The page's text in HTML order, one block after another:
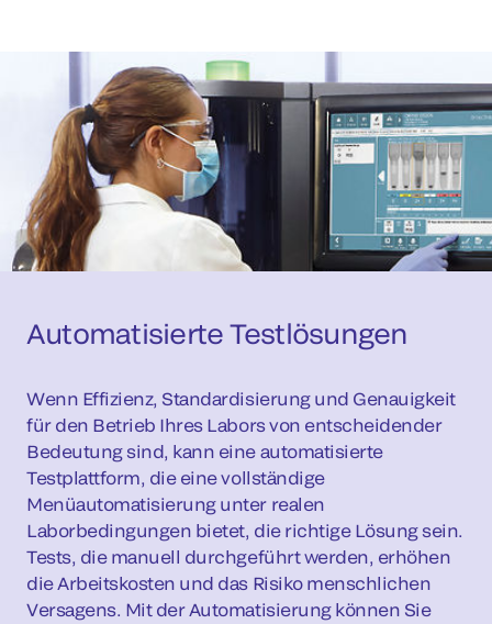
Automatisierte Testlösungen
Wenn Effizienz, Standardisierung und Genauigkeit
für den Betrieb Ihres Labors von entscheidender
Bedeutung sind, kann eine automatisierte
Testplattform, die eine vollständige
Menüautomatisierung unter realen
Laborbedingungen bietet, die richtige Lösung sein.
Tests, die manuell durchgeführt werden, erhöhen
die Arbeitskosten und das Risiko menschlichen
Versagens. Mit der Automatisierung können Sie